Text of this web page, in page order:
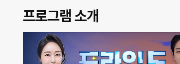
프로그램 소개